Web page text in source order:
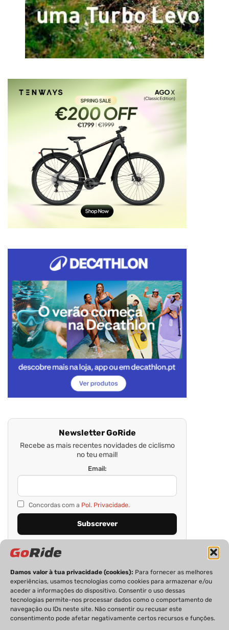
Damos valor à tua privacidade (cookies): Para fornecer as melhores
experiências, usamos tecnologias como cookies para armazenar e/ou
aceder a informações do dispositivo. Consentir o uso dessas
tecnologias permite-nos processar dados como o comportamento de
navegação ou IDs neste site. Não consentir ou recusar este
consentimento pode afetar negativamente certos recursos e funções.
Newsletter GoRide
Recebe as mais recentes novidades de ciclismo
no teu email!
Email:
Concordas com a Pol. Privacidade.
PRIVACIDADE FICHA TÉCNICA ESTATUTO EDITORIAL